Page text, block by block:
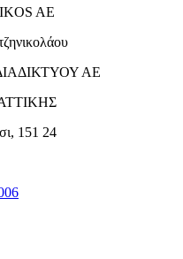
AE
ΑΕ
151 24